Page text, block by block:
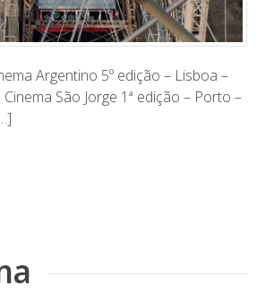
Argentino 5º edição – Lisboa –
São Jorge 1ª edição – Porto –